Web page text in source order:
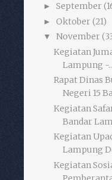
► September
► Oktober (21)
▼ November
Kegiatan
Lampung -
Rapat Dinas
Negeri 15
Kegiatan
Bandar
Kegiatan
Lampung
Kegiatan